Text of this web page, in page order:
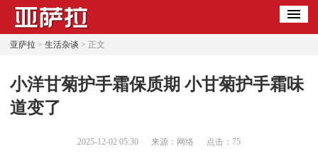
亚萨拉> 生活杂谈 > 正文
​小洋甘菊护手霜保质期 小甘菊护手霜味
道变了
2025-12-02 05:30 来源：网络 点击： 75